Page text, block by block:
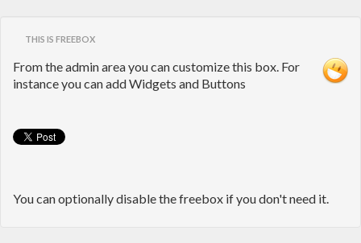
THIS IS FREEBOX
From the admin area you can customize this box. For
instance you can add Widgets and Buttons
You can optionally disable the freebox if you don't need it.